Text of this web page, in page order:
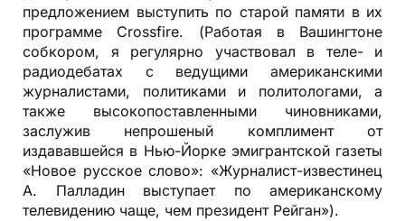
предложением выступить по старой памяти в их
программе Crossfire. (Работая в Вашингтоне
собкором, я регулярно участвовал в теле- и
радиодебатах с ведущими американскими
журналистами, политиками и политологами, а
также высокопоставленными чиновниками,
заслужив непрошеный комплимент от
издававшейся в Нью-Йорке эмигрантской газеты
«Новое русское слово»: «Журналист-известинец
А. Палладин выступает по американскому
телевидению чаще, чем президент Рейган»).